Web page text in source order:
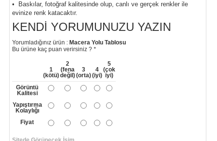
• Baskılar, fotoğraf kalitesinde olup, canlı ve gerçek renkler ile
evinize renk katacaktır.
KENDI YORUMUNUZU YAZIN
Yorumladığınız ürün : Macera Yolu Tablosu
Bu ürüne kaç puan verirsiniz ? *
1
(kötü)
2
(fena
değil)
3
(orta)
4
(iyi)
5
(çok
iyi)
Görüntü
Kalitesi
Yapıştırma
Kolaylığı
Fiyat